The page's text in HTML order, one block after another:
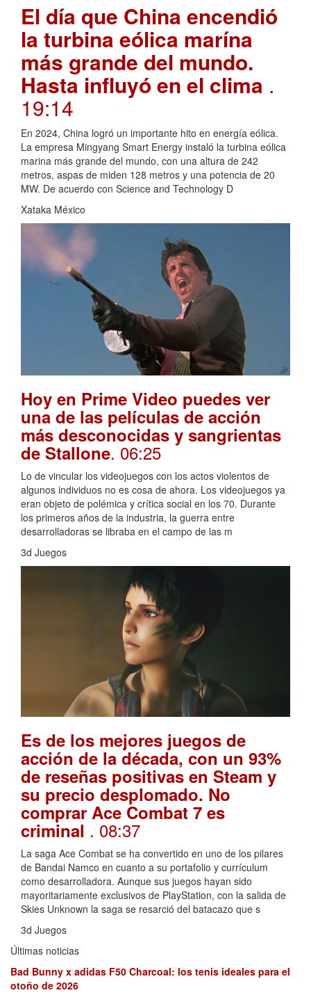
El día que China encendió
la turbina eólica marína
más grande del mundo.
Hasta influyó en el clima .
19:14
En 2024, China logró un importante hito en energía eólica.
La empresa Mingyang Smart Energy instaló la turbina eólica
marina más grande del mundo, con una altura de 242
metros, aspas de miden 128 metros y una potencia de 20
MW. De acuerdo con Science and Technology D
Xataka México
Hoy en Prime Video puedes ver
una de las películas de acción
más desconocidas y sangrientas
de Stallone. 06:25
Lo de vincular los videojuegos con los actos violentos de
algunos individuos no es cosa de ahora. Los videojuegos ya
eran objeto de polémica y crítica social en los 70. Durante
los primeros años de la industria, la guerra entre
desarrolladoras se libraba en el campo de las m
3d Juegos
Es de los mejores juegos de
acción de la década, con un 93%
de reseñas positivas en Steam y
su precio desplomado. No
comprar Ace Combat 7 es
criminal . 08:37
La saga Ace Combat se ha convertido en uno de los pilares
de Bandai Namco en cuanto a su portafolio y currículum
como desarrolladora. Aunque sus juegos hayan sido
mayoritariamente exclusivos de PlayStation, con la salida de
Skies Unknown la saga se resarció del batacazo que s
3d Juegos
Últimas noticias
Bad Bunny x adidas F50 Charcoal: los tenis ideales para el
otoño de 2026